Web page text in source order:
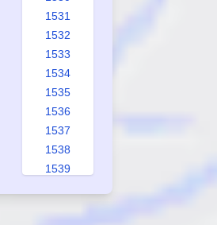
1531
1532
1533
1534
1535
1536
1537
1538
1539